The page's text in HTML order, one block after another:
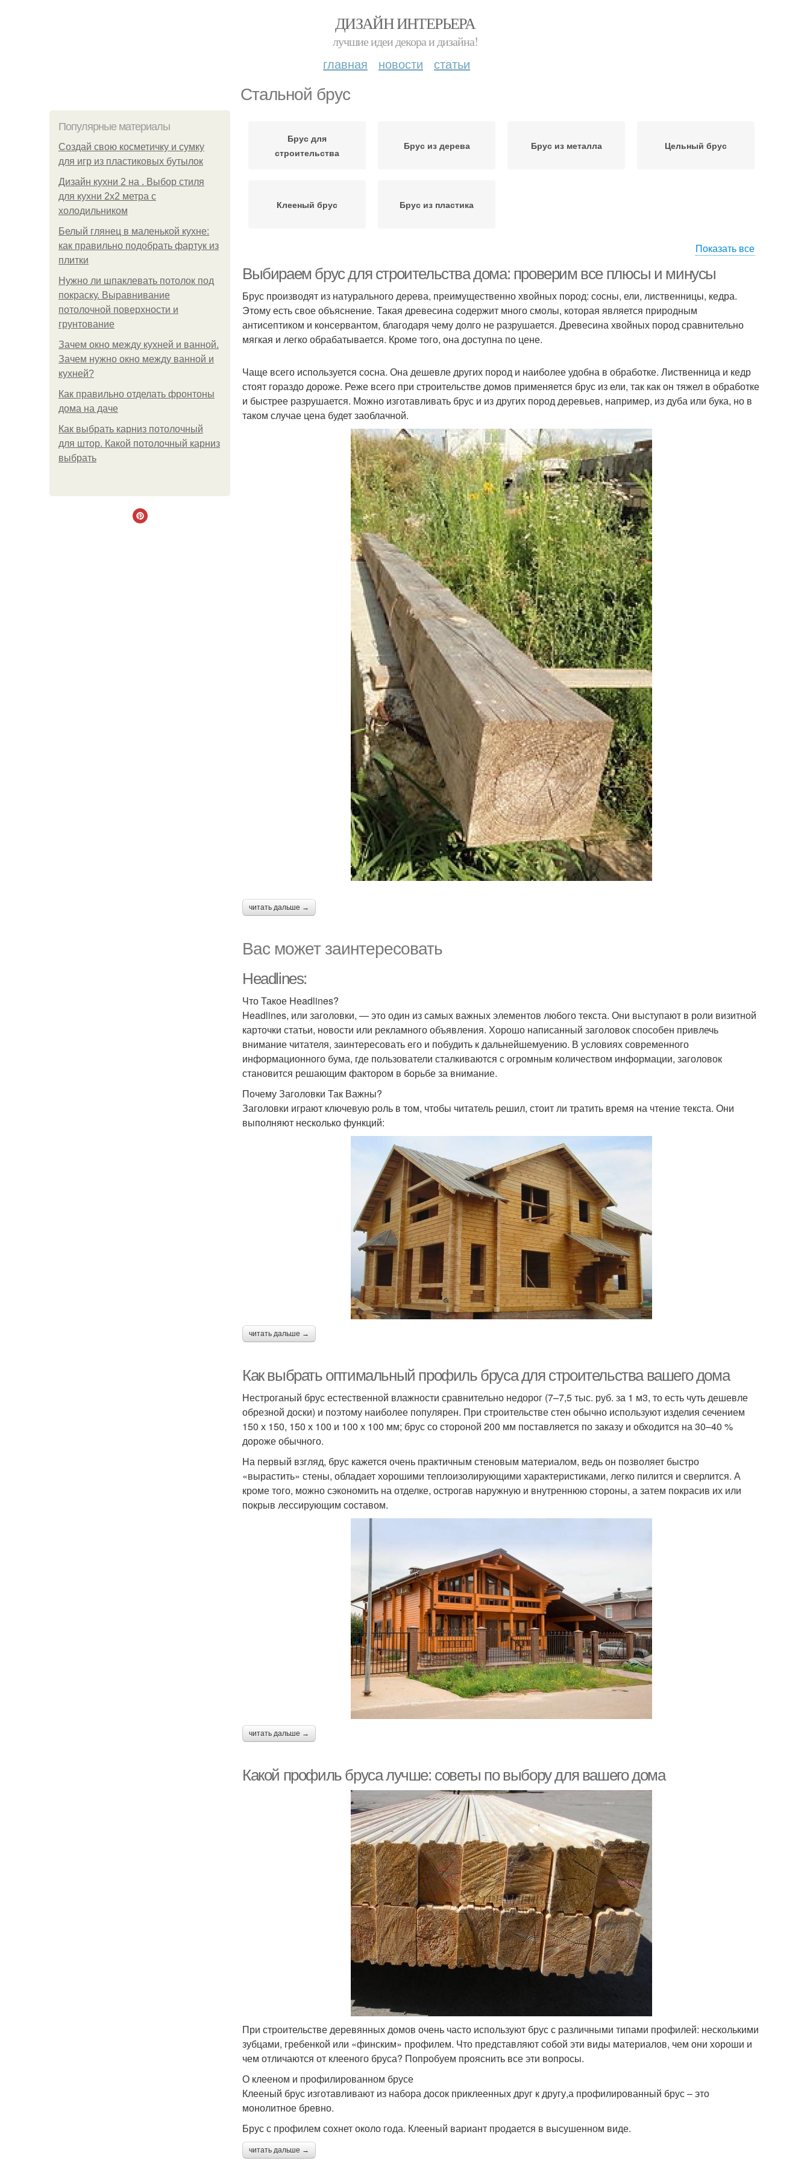
ДИЗАЙН ИНТЕРЬЕРА
лучшие идеи декора и дизайна!
главная новости статьи
Стальной брус
Популярные материалы
Создай свою косметичку и сумку
для игр из пластиковых бутылок
Дизайн кухни 2 на . Выбор стиля
для кухни 2х2 метра с
холодильником
Белый глянец в маленькой кухне:
как правильно подобрать фартук из
плитки
Нужно ли шпаклевать потолок под
покраску. Выравнивание
потолочной поверхности и
грунтование
Зачем окно между кухней и ванной.
Зачем нужно окно между ванной и
кухней?
Как правильно отделать фронтоны
дома на даче
Как выбрать карниз потолочный
для штор. Какой потолочный карниз
выбрать
Брус для
строительства
Брус из дерева Брус из металла Цельный брус
Клееный брус Брус из пластика
Показать все
Выбираем брус для строительства дома: проверим все плюсы и минусы
Брус производят из натурального дерева, преимущественно хвойных пород: сосны, ели, лиственницы, кедра.
Этому есть свое объяснение. Такая древесина содержит много смолы, которая является природным
антисептиком и консервантом, благодаря чему долго не разрушается. Древесина хвойных пород сравнительно
мягкая и легко обрабатывается. Кроме того, она доступна по цене.
Чаще всего используется сосна. Она дешевле других пород и наиболее удобна в обработке. Лиственница и кедр
стоят гораздо дороже. Реже всего при строительстве домов применяется брус из ели, так как он тяжел в обработке
и быстрее разрушается. Можно изготавливать брус и из других пород деревьев, например, из дуба или бука, но в
таком случае цена будет заоблачной.
читать дальше →
Вас может заинтересовать
Headlines:
Что Такое Headlines?
Headlines, или заголовки, — это один из самых важных элементов любого текста. Они выступают в роли визитной
карточки статьи, новости или рекламного объявления. Хорошо написанный заголовок способен привлечь
внимание читателя, заинтересовать его и побудить к дальнейшемуению. В условиях современного
информационного бума, где пользователи сталкиваются с огромным количеством информации, заголовок
становится решающим фактором в борьбе за внимание.
Почему Заголовки Так Важны?
Заголовки играют ключевую роль в том, чтобы читатель решил, стоит ли тратить время на чтение текста. Они
выполняют несколько функций:
читать дальше →
Как выбрать оптимальный профиль бруса для строительства вашего дома
Нестроганый брус естественной влажности сравнительно недорог (7–7,5 тыс. руб. за 1 м3, то есть чуть дешевле
обрезной доски) и поэтому наиболее популярен. При строительстве стен обычно используют изделия сечением
150 х 150, 150 х 100 и 100 х 100 мм; брус со стороной 200 мм поставляется по заказу и обходится на 30–40 %
дороже обычного.
На первый взгляд, брус кажется очень практичным стеновым материалом, ведь он позволяет быстро
«вырастить» стены, обладает хорошими теплоизолирующими характеристиками, легко пилится и сверлится. А
кроме того, можно сэкономить на отделке, острогав наружную и внутреннюю стороны, а затем покрасив их или
покрыв лессирующим составом.
читать дальше →
Какой профиль бруса лучше: советы по выбору для вашего дома
При строительстве деревянных домов очень часто используют брус с различными типами профилей: несколькими
зубцами, гребенкой или «финским» профилем. Что представляют собой эти виды материалов, чем они хороши и
чем отличаются от клееного бруса? Попробуем прояснить все эти вопросы.
О клееном и профилированном брусе
Клееный брус изготавливают из набора досок приклеенных друг к другу,а профилированный брус – это
монолитное бревно.
Брус с профилем сохнет около года. Клееный вариант продается в высушенном виде.
читать дальше →